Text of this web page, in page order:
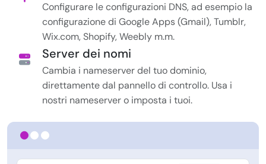
Configurare le configurazioni DNS, ad esempio la
configurazione di Google Apps (Gmail), Tumblr,
Wix.com, Shopify, Weebly m.m.
Server dei nomi
Cambia i nameserver del tuo dominio,
direttamente dal pannello di controllo. Usa i
nostri nameserver o imposta i tuoi.